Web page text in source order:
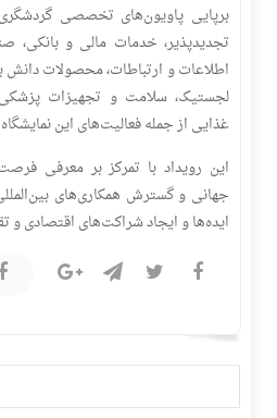
برپایی پاویون‌های تخصصی
تجدیدپذیر، خدمات مالی و بانکی،
اطلاعات و ارتباطات، محصولات دانش
لجستیک، سلامت و تجهیزات
غذایی از جمله فعالیت‌های این
این رویداد با تمرکز بر معرفی
جهانی و گسترش همکاری‌های
ایده‌ها و ایجاد شراکت‌های اقتصادی